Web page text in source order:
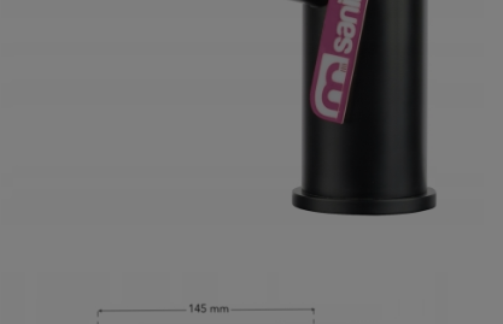
246,50 zł